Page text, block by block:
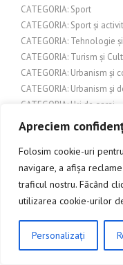
Apreciem
Folosim cookie-uri
navigare, a afișa
traficul nostru. Făcând
utilizarea cookie-urilor
Personalizați
CATEGORIA: Sport
CATEGORIA: Sport și
CATEGORIA: Tehnologie
CATEGORIA: Turism și
CATEGORIA: Urbanism și
CATEGORIA: Urbanism și
CATEGORIA: Uși de garaj
CATEGORIA: Uși de interior
CATEGORIA: Uși și feronerie
CATEGORIA: Uși și porți
CATEGORIE: Cultură
Categorie: Design exterior
CATEGORIE: Evenimente
Comerț
Comerț și afaceri
CLICK AICI